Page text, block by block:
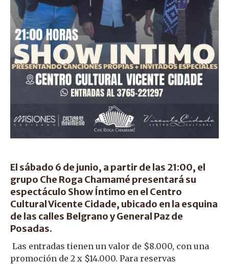
El sábado 6 de junio, a partir de las 21:00, el
grupo Che Roga Chamamé presentará su
espectáculo Show Íntimo en el Centro
Cultural Vicente Cidade, ubicado en la esquina
de las calles Belgrano y General Paz de
Posadas.
Las entradas tienen un valor de $8.000, con una
promoción de 2 x $14.000. Para reservas